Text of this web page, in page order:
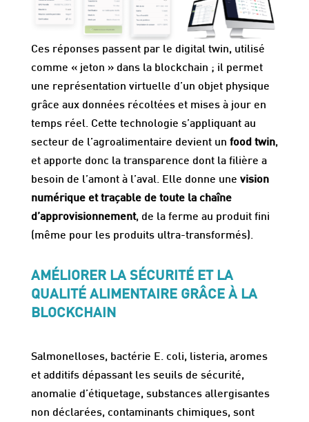
Ces réponses passent par le digital twin, utilisé
comme « jeton » dans la blockchain ; il permet
une représentation virtuelle d’un objet physique
grâce aux données récoltées et mises à jour en
temps réel. Cette technologie s’appliquant au
secteur de l’agroalimentaire devient un food twin,
et apporte donc la transparence dont la filière a
besoin de l’amont à l’aval. Elle donne une vision
numérique et traçable de toute la chaîne
d’approvisionnement, de la ferme au produit fini
(même pour les produits ultra-transformés).
AMÉLIORER LA SÉCURITÉ ET LA
QUALITÉ ALIMENTAIRE GRÂCE À LA
BLOCKCHAIN
Salmonelloses, bactérie E. coli, listeria, aromes
et additifs dépassant les seuils de sécurité,
anomalie d’étiquetage, substances allergisantes
non déclarées, contaminants chimiques, sont